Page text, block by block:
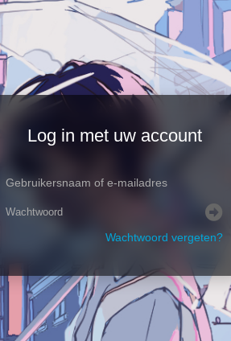
Log in met uw account
Wachtwoord vergeten?